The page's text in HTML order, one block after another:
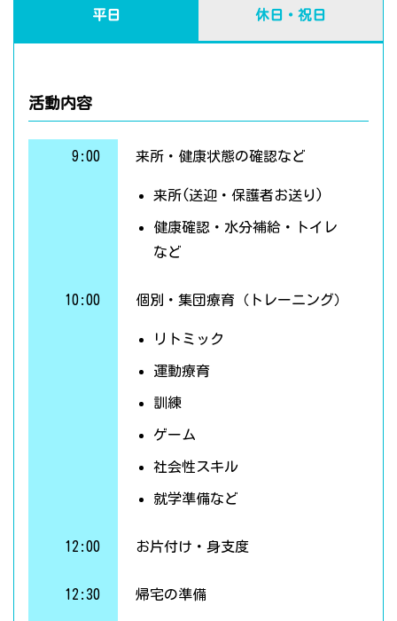
平日 休日・祝日
活動内容
9:00 来所・健康状態の確認など
来所(送迎・保護者お送り)
健康確認・水分補給・トイレ
など
10:00 個別・集団療育（トレーニング）
リトミック
運動療育
訓練
ゲーム
社会性スキル
就学準備など
12:00 お片付け・身支度
12:30 帰宅の準備